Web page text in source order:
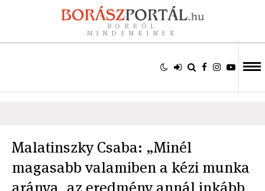
BORRÓL
MINDENKINEK
Malatinszky Csaba: „Minél
magasabb valamiben a kézi munka